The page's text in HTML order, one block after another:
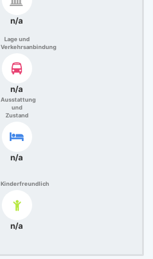
n/a
Lage und
Verkehrsanbindung
n/a
Ausstattung
und
Zustand
n/a
Kinderfreundlich
n/a